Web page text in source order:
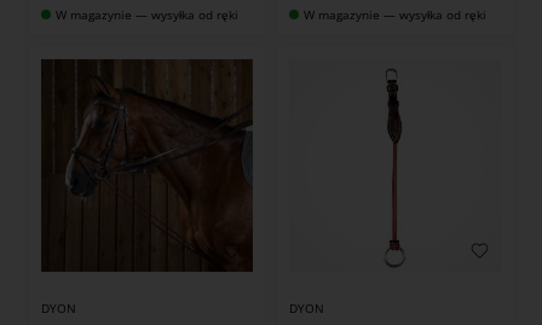
W magazynie — wysyłka od ręki W magazynie — wysyłka od ręki
DYON DYON